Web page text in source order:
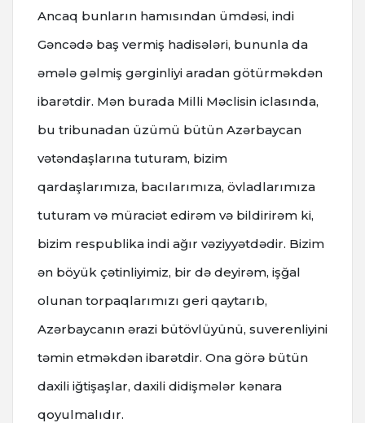
Ancaq bunların hamısından ümdəsi, indi
Gəncədə baş vermiş hadisələri, bununla da
əmələ gəlmiş gərginliyi aradan götürməkdən
ibarətdir. Mən burada Milli Məclisin iclasında,
bu tribunadan üzümü bütün Azərbaycan
vətəndaşlarına tuturam, bizim
qardaşlarımıza, bacılarımıza, övladlarımıza
tuturam və müraciət edirəm və bildirirəm ki,
bizim respublika indi ağır vəziyyətdədir. Bizim
ən böyük çətinliyimiz, bir də deyirəm, işğal
olunan torpaqlarımızı geri qaytarıb,
Azərbaycanın ərazi bütövlüyünü, suverenliyini
təmin etməkdən ibarətdir. Ona görə bütün
daxili iğtişaşlar, daxili didişmələr kənara
qoyulmalıdır.